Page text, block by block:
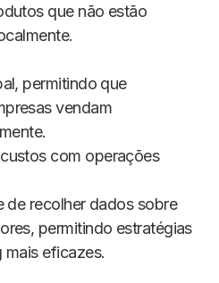
que não estão
permitindo que
vendam
com operações
de recolher dados sobre
permitindo estratégias
mais eficazes.